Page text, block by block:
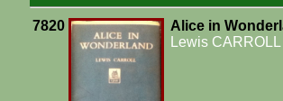
7820
Alice in
Lewis CARROLL